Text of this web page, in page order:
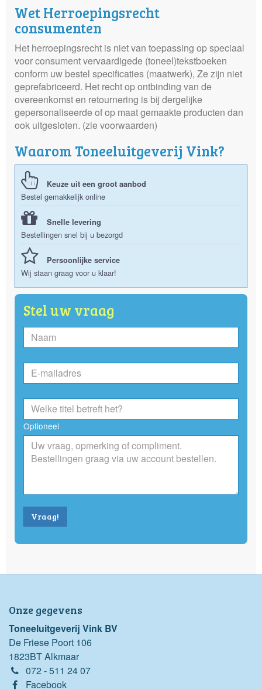
Wet Herroepingsrecht
consumenten
Het herroepingsrecht is niet van toepassing op speciaal
voor consument vervaardigede (toneel)tekstboeken
conform uw bestel specificaties (maatwerk), Ze zijn niet
geprefabriceerd. Het recht op ontbinding van de
overeenkomst en retournering is bij dergelijke
gepersonaliseerde of op maat gemaakte producten dan
ook uitgesloten. (zie voorwaarden)
Waarom Toneeluitgeverij Vink?
Keuze uit een groot aanbod
Bestel gemakkelijk online
Snelle levering
Bestellingen snel bij u bezorgd
Persoonlijke service
Wij staan graag voor u klaar!
Stel uw vraag
Optioneel
Vraag!
Onze gegevens
Toneeluitgeverij Vink BV
De Friese Poort 106
1823BT Alkmaar
072 - 511 24 07
Facebook